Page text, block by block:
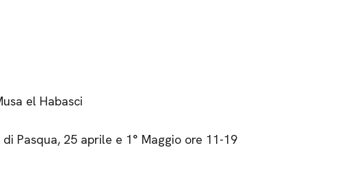
el Habasci
Pasqua, 25 aprile e 1° Maggio ore 11-19